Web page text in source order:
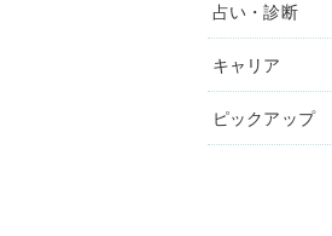
占い・診断
キャリア
ピックアップ